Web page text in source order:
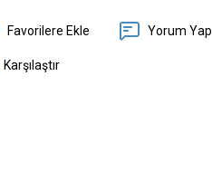
Yorum Yap
Karşılaştır